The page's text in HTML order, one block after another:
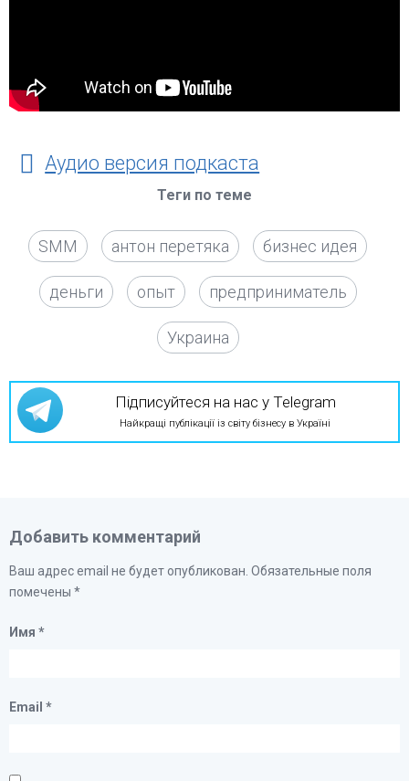
Аудио версия подкаста
Теги по теме
SMM антон перетяка бизнес идея
деньги опыт предприниматель
Украина
Підписуйтеся на нас у Telegram
Найкращі публікації із світу бізнесу в Україні
Добавить комментарий
Ваш адрес email не будет опубликован. Обязательные поля
помечены *
Имя *
Email *